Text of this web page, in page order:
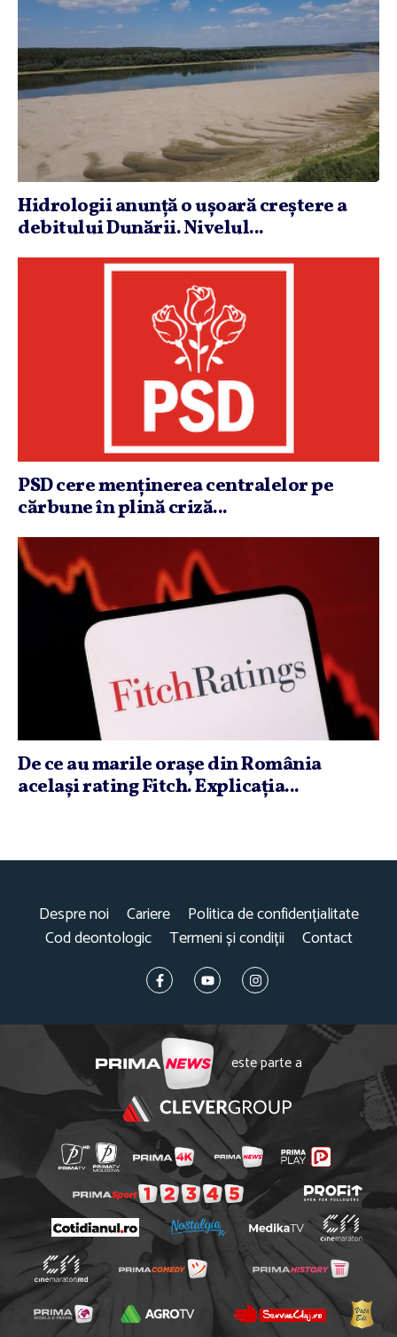
Hidrologii anunţă o uşoară creştere a
debitului Dunării. Nivelul...
PSD cere menţinerea centralelor pe
cărbune în plină criză...
De ce au marile oraşe din România
acelaşi rating Fitch. Explicaţia...
Despre noi Cariere
Politica de confidențialitate
Cod deontologic
Termeni și condiții Contact
este parte a